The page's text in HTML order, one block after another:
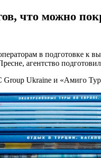
что можно
в подготовке к
агентство
Ukraine и «Амиго